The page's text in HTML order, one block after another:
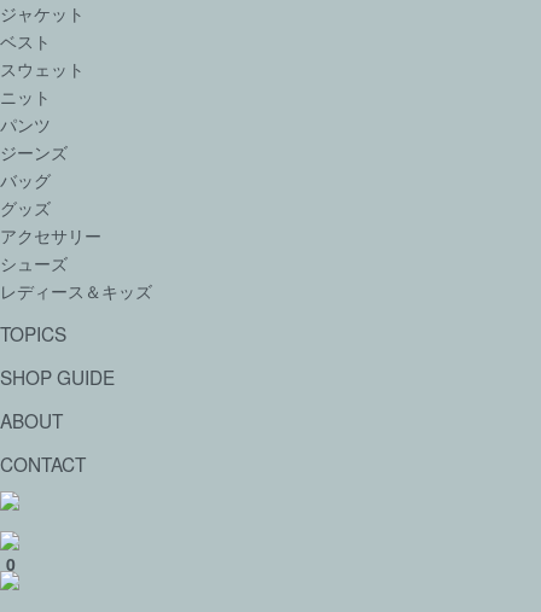
ジャケット
ベスト
スウェット
ニット
パンツ
ジーンズ
バッグ
グッズ
アクセサリー
シューズ
レディース＆キッズ
TOPICS
SHOP GUIDE
ABOUT
CONTACT
0